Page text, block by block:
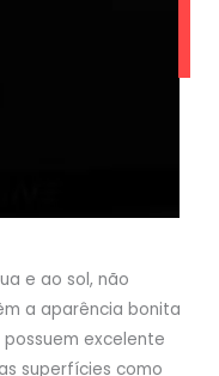
e ao sol, não
a aparência bonita
excelente
superfícies como